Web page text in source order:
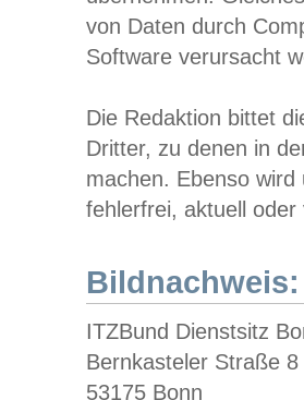
von Daten durch
Software verursacht
Die Redaktion bittet
Dritter, zu denen in
machen. Ebenso
fehlerfrei, aktuell oder
Bildnachweis:
ITZBund Dienstsitz
Bernkasteler Straße 8
53175 Bonn